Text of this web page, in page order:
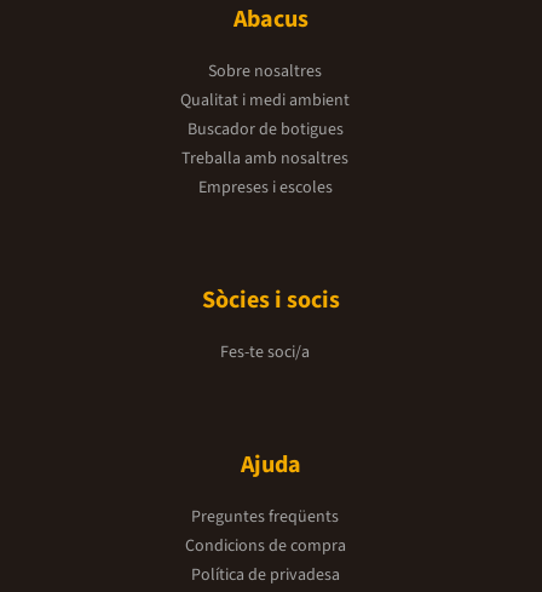
Abacus
Sobre nosaltres
Qualitat i medi ambient
Buscador de botigues
Treballa amb nosaltres
Empreses i escoles
Sòcies i socis
Fes-te soci/a
Ajuda
Preguntes freqüents
Condicions de compra
Política de privadesa